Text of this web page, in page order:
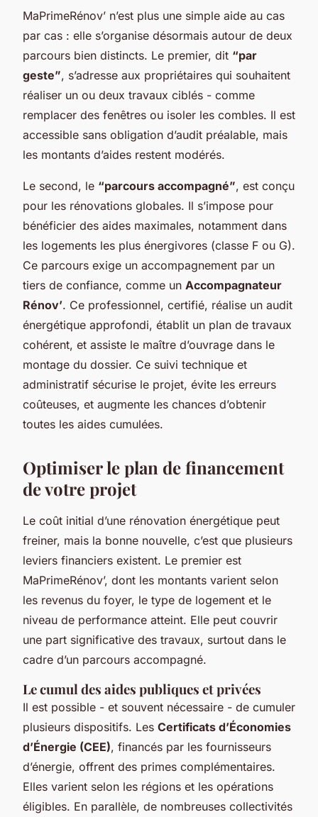
MaPrimeRénov’ n’est plus une simple aide au cas
par cas : elle s’organise désormais autour de deux
parcours bien distincts. Le premier, dit “par
geste”, s’adresse aux propriétaires qui souhaitent
réaliser un ou deux travaux ciblés - comme
remplacer des fenêtres ou isoler les combles. Il est
accessible sans obligation d’audit préalable, mais
les montants d’aides restent modérés.
Le second, le “parcours accompagné”, est conçu
pour les rénovations globales. Il s’impose pour
bénéficier des aides maximales, notamment dans
les logements les plus énergivores (classe F ou G).
Ce parcours exige un accompagnement par un
tiers de confiance, comme un Accompagnateur
Rénov’. Ce professionnel, certifié, réalise un audit
énergétique approfondi, établit un plan de travaux
cohérent, et assiste le maître d’ouvrage dans le
montage du dossier. Ce suivi technique et
administratif sécurise le projet, évite les erreurs
coûteuses, et augmente les chances d’obtenir
toutes les aides cumulées.
Optimiser le plan de financement
de votre projet
Le coût initial d’une rénovation énergétique peut
freiner, mais la bonne nouvelle, c’est que plusieurs
leviers financiers existent. Le premier est
MaPrimeRénov’, dont les montants varient selon
les revenus du foyer, le type de logement et le
niveau de performance atteint. Elle peut couvrir
une part significative des travaux, surtout dans le
cadre d’un parcours accompagné.
Le cumul des aides publiques et privées
Il est possible - et souvent nécessaire - de cumuler
plusieurs dispositifs. Les Certificats d’Économies
d’Énergie (CEE), financés par les fournisseurs
d’énergie, offrent des primes complémentaires.
Elles varient selon les régions et les opérations
éligibles. En parallèle, de nombreuses collectivités